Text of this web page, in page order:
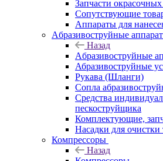
Запчасти
Сопутствующие
Аппараты для
Aбразивоструйные
Назад
Aбразивоструйные
Абразивоструйные
Рукава (Шланги)
Сопла
Средства
пескоструйщика
Комплектующие,
Насадки для очистки
Компрессоры
Назад